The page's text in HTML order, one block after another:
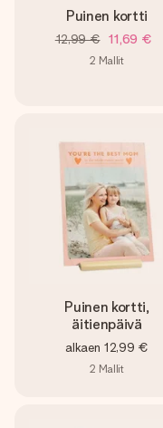
Puinen kortti
12,99 € 11,69 €
2 Mallit
Puinen kortti,
äitienpäivä
alkaen 12,99 €
2 Mallit